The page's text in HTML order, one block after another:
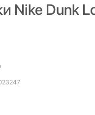
Nike Dunk